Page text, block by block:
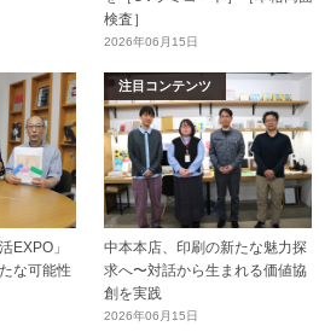
検査］
2026年06月15日
EXPO」
な可能性
注目コンテンツ
中本本店、印刷の新たな魅力探
求へ〜対話から生まれる価値協
創を実践
2026年06月15日